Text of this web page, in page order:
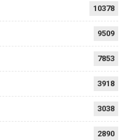
10378
9509
7853
3918
3038
2890